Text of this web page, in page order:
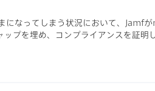
になってしまう状況において、Jamf
プを埋め、コンプライアンスを証明